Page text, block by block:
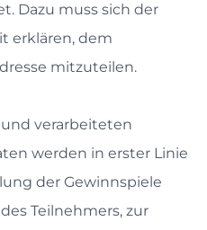
Dazu muss sich der
erklären, dem
mitzuteilen.
verarbeiteten
werden in erster Linie
der Gewinnspiele
Teilnehmers, zur